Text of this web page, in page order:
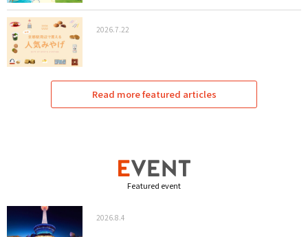
2026.7.22
Read more featured articles
Featured event
2026.8.4